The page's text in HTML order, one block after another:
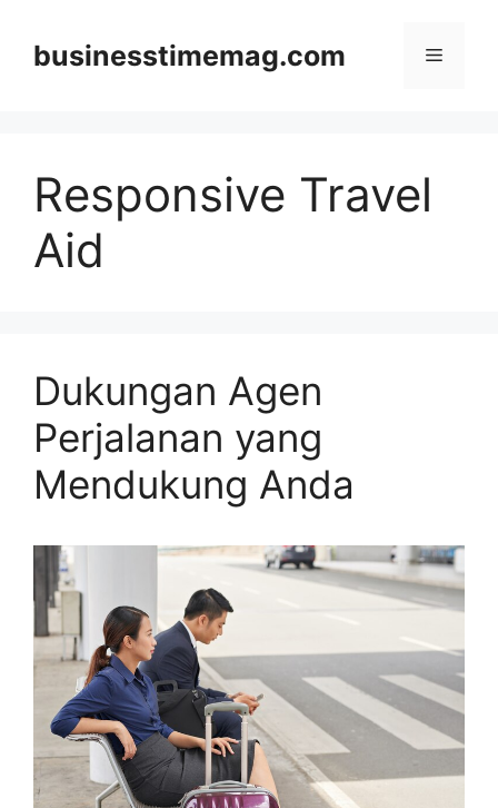
contentbusinesstimemag.com Menu
Responsive Travel
Aid
Dukungan Agen
Perjalanan yang
Mendukung Anda